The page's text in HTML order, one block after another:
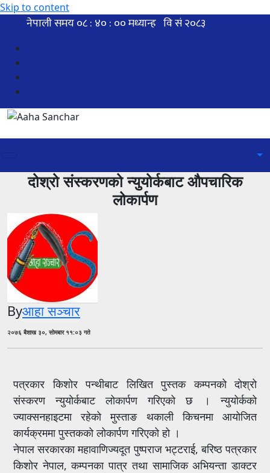
Skip to content
दोश्रो संस्करणको न्युयोर्कबाट औपचारिक
लोकार्पण
Byआहा सञ्चार
२०७६ बैशाख ३०, सोमबार ११:०३ गते
पत्रकार किशोर पन्थीबाट लिखित पुस्तक कम्पनको दोश्रो
संस्करण न्युयोर्कबाट लोकार्पण गरिएको छ । न्युयोर्कको
ज्याक्सनहाइटमा रहेको मुस्ताङ थकाली किचनमा आयोजित
कार्यक्रममा पुस्तकको लोकार्पण गरिएको हो ।
नेपाल सरकारका महावाणिज्यदूत पुष्पराज भट्टराई, बरिष्ठ पत्रकार
किशोर नेपाल, कम्पनका पात्र तथा सामाजिक अभियन्ता डाक्टर